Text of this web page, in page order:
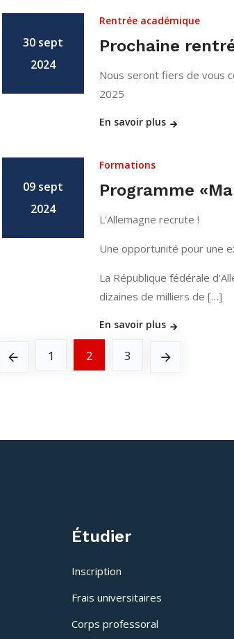
30 sept
2024
Rentrée académique
Prochaine
Nous seront fiers de vous
2025
En savoir plus
09 sept
2024
Formations
Programme
L'Allemagne recrute !
Une opportunité pour une
La République fédérale
dizaines de milliers de […]
En savoir plus
1 2 3
Étudier
Inscription
Frais universitaires
Corps professoral